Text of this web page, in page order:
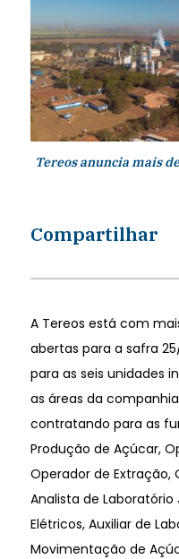
Tereos anuncia mais
Compartilhar
A Tereos está com
abertas para a safra
para as seis unidades
as áreas da
contratando para as
Produção de Açúcar,
Operador de Extração,
Analista de Laboratório
Elétricos, Auxiliar de
Movimentação de